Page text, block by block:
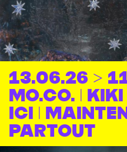
13.06.26 >
MO.CO. |
ici |
Partout